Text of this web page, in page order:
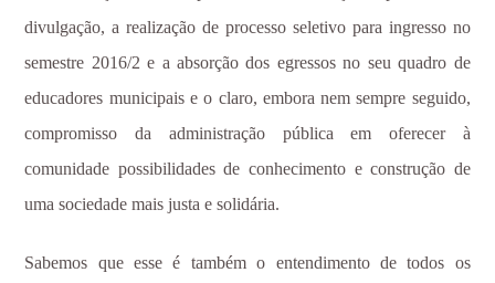
divulgação, a realização de processo seletivo para ingresso no
semestre 2016/2 e a absorção dos egressos no seu quadro de
educadores municipais e o claro, embora nem sempre seguido,
compromisso da administração pública em oferecer à
comunidade possibilidades de conhecimento e construção de
uma sociedade mais justa e solidária.
Sabemos que esse é também o entendimento de todos os